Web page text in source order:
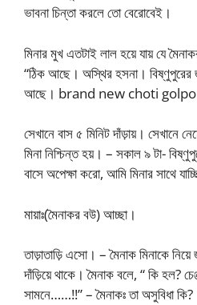
ভাবনা চিন্তা করলে তো বেরোবেই।
মিনার মুখ এতটাই লাল হয়ে যায় যে
“ঠিক আছে। অস্থির হসনা। বিষ্ণুপুরের
আছে। brand new choti golpo
সেখানে বাস ৫ মিনিট দাঁড়ায়। সেখানে
মিনা নিশ্চিন্ত হয়। – সকাল ৯ টা-
বাসে অপেক্ষা করো, আমি মিনার সাথে
মায়াঃ(মৈনাকর বউ) আচ্ছা।
তাড়াতাড়ি এসো। – মৈনাক মিনাকে নিয়ে
দাঁড়িয়ে থাকে। মৈনাক বলে, “ কি হল?
সামনে……!!” – মৈনাকঃ তা অসুবিধা কি?